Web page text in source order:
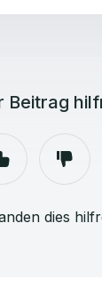
Beitrag
dies